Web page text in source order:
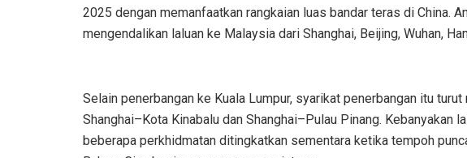
2025 dengan memanfaatkan rangkaian luas bandar teras di China.
mengendalikan laluan ke Malaysia dari Shanghai, Beijing, Wuhan,
Selain penerbangan ke Kuala Lumpur, syarikat penerbangan itu
Shanghai–Kota Kinabalu dan Shanghai–Pulau Pinang. Kebanyakan
beberapa perkhidmatan ditingkatkan sementara ketika tempoh